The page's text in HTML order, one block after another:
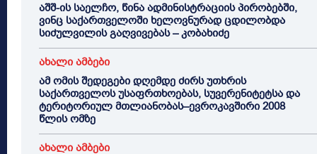
აშშ-ის საელჩო, წინა ადმინისტრაციის პირობებში,
ვინც საქართველოში ხელოვნურად ცდილობდა
სიძულვილის გაღვივებას – კობახიძე
ახალი ამბები
ამ ომის შედეგები დღემდე ძირს უთხრის
საქართველოს უსაფრთხოებას, სუვერენიტეტსა და
ტერიტორიულ მთლიანობას–ევროკავშირი 2008
წლის ომზე
ახალი ამბები